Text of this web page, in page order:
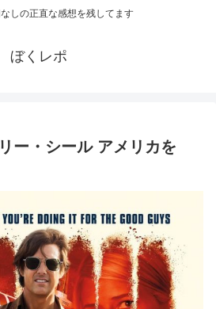
しの正直な感想を残してます
ぼくレポ
ー・シール アメリカを